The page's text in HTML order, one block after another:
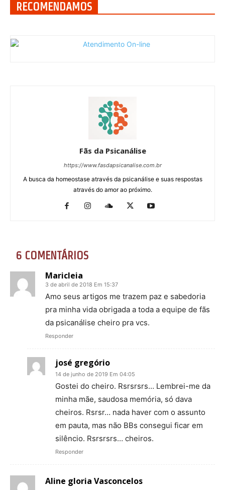
RECOMENDAMOS
Fãs da Psicanálise
https://www.fasdapsicanalise.com.br
A busca da homeostase através da psicanálise e suas respostas
através do amor ao próximo.
6 COMENTÁRIOS
Maricleia
3 de abril de 2018 Em 15:37
Amo seus artigos me trazem paz e sabedoria
pra minha vida obrigada a toda a equipe de fãs
da psicanálise cheiro pra vcs.
Responder
josé gregório
14 de junho de 2019 Em 04:05
Gostei do cheiro. Rsrsrsrs… Lembrei-me da
minha mãe, saudosa memória, só dava
cheiros. Rsrsr… nada haver com o assunto
em pauta, mas não BBs consegui ficar em
silêncio. Rsrsrsrs… cheiros.
Responder
Aline gloria Vasconcelos